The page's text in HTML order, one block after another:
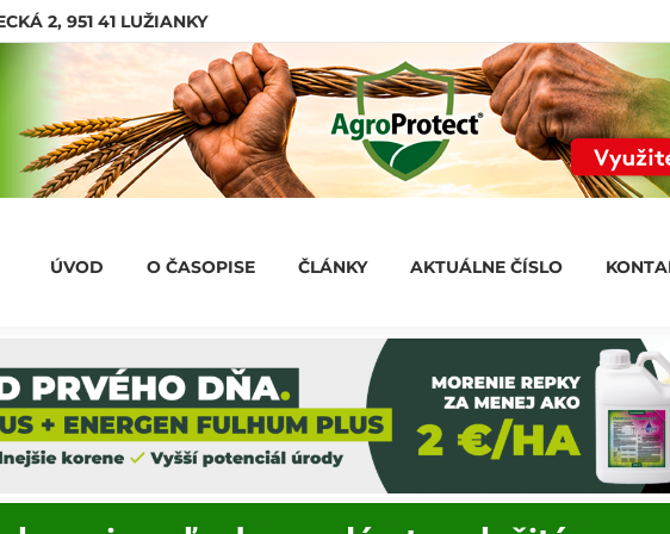
2, 951 41 LUŽIANKY
ÚVOD O ČASOPISE ČLÁNKY AKTUÁLNE ČÍSLO
ÚVOD O ČASOPISE AKTUÁLNE ČÍSLO